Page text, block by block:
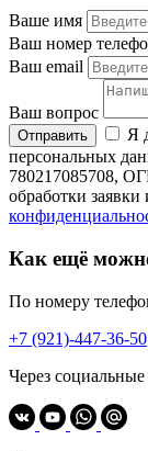
Ваше имя
Ваш номер
Ваш email
Ваш вопрос
Отправить
Я
персональных
780217085708,
обработки
Как ещё
По номеру
+7 (921)-447-36-50
Через социальные